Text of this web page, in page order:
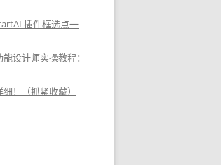
插件框选点一
设计师实操教程：
！（抓紧收藏）